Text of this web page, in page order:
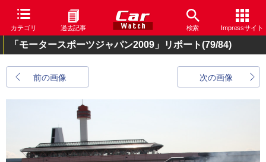
カテゴリ 過去記事 検索 Impressサイト
「モータースポーツジャパン2009」リポート(79/84)
前の画像 次の画像